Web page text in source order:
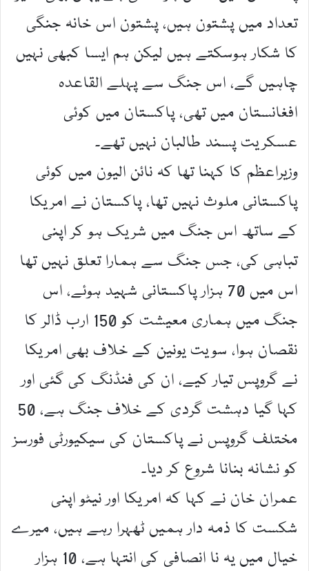
تعداد میں پشتون ہیں، پشتون اس خانہ جنگی
کا شکار ہوسکتے ہیں لیکن ہم ایسا کبھی نہیں
چاہیں گے، اس جنگ سے پہلے القاعدہ
افغانستان میں تھی، پاکستان میں کوئی
عسکریت پسند طالبان نہیں تھے۔
وزیراعظم کا کہنا تھا کہ نائن الیون میں کوئی
پاکستانی ملوث نہیں تھا، پاکستان نے امریکا
کے ساتھ اس جنگ میں شریک ہو کر اپنی
تباہی کی، جس جنگ سے ہمارا تعلق نہیں تھا
اس میں 70 ہزار پاکستانی شہید ہوئے، اس
جنگ میں ہماری معیشت کو 150 ارب ڈالر کا
نقصان ہوا، سویت یونین کے خلاف بھی امریکا
نے گروپس تیار کیے، ان کی فنڈنگ کی گئی اور
کہا گیا دہشت گردی کے خلاف جنگ ہے، 50
مختلف گروپس نے پاکستان کی سیکیورٹی فورسز
کو نشانہ بنانا شروع کر دیا۔
عمران خان نے کہا کہ امریکا اور نیٹو اپنی
شکست کا ذمہ دار ہمیں ٹھہرا رہے ہیں، میرے
خیال میں یہ نا انصافی کی انتہا ہے، 10 ہزار